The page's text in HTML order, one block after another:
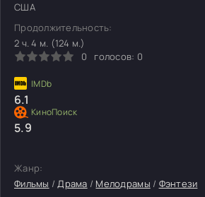
США
Продолжительность:
2 ч. 4 м. (124 м.)
0
голосов: 0
6.1
5.9
Жанр:
Фильмы /Драма / Мелодрамы / Фэнтези